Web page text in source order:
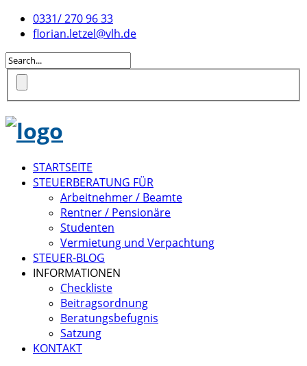
0331/ 270 96 33
florian.letzel@vlh.de
STARTSEITE
STEUERBERATUNG FÜR
Arbeitnehmer / Beamte
Rentner / Pensionäre
Studenten
Vermietung und Verpachtung
STEUER-BLOG
INFORMATIONEN
Checkliste
Beitragsordnung
Beratungsbefugnis
Satzung
KONTAKT